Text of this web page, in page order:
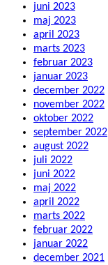
juni 2023
maj 2023
april 2023
marts 2023
februar 2023
januar 2023
december 2022
november 2022
oktober 2022
september 2022
august 2022
juli 2022
juni 2022
maj 2022
april 2022
marts 2022
februar 2022
januar 2022
december 2021